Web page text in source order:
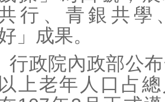
行、青銀共學
」成果。
行政院內政部公
以上老年人口占